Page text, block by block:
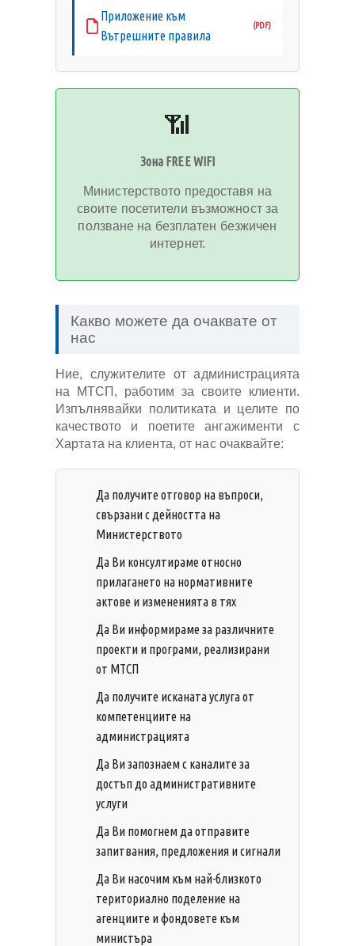
Приложение към
Вътрешните правила
📶
Зона FREE WIFI
Министерството предоставя на
своите посетители възможност за
ползване на безплатен безжичен
интернет.
Какво можете да очаквате от
нас
Ние, служителите от администрацията
на МТСП, работим за своите клиенти.
Изпълнявайки политиката и целите по
качеството и поетите ангажименти с
Хартата на клиента, от нас очаквайте:
Да получите отговор на въпроси,
свързани с дейността на
Министерството
Да Ви консултираме относно
прилагането на нормативните
актове и измененията в тях
Да Ви информираме за различните
проекти и програми, реализирани
от МТСП
Да получите исканата услуга от
компетенциите на
администрацията
Да Ви запознаем с каналите за
достъп до административните
услуги
Да Ви помогнем да отправите
запитвания, предложения и сигнали
Да Ви насочим към най-близкото
териториално поделение на
агенциите и фондовете към
министъра